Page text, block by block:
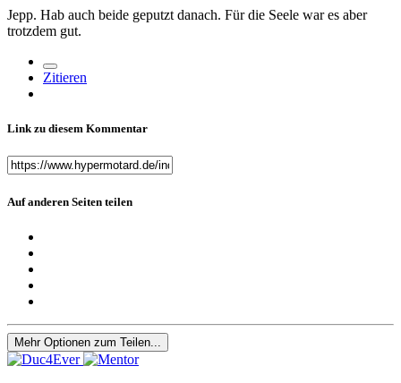
Jepp. Hab auch beide geputzt danach. Für die Seele war es aber
trotzdem gut.
Zitieren
Link zu diesem Kommentar
Auf anderen Seiten teilen
Mehr Optionen zum Teilen...